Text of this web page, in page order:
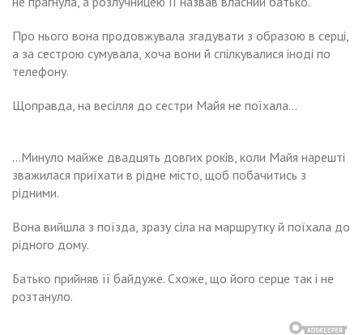
Про нього вона продовжувала згадувати з образою в серці,
а за сестрою сумувала, хоча вони й спілкувалися іноді по
телефону.
Щоправда, на весілля до сестри Майя не поїхала…
…Минуло майже двадцять довгих років, коли Майя нарешті
зважилася приїхати в рідне місто, щоб побачитись з
рідними.
Вона вийшла з поїзда, зразу сіла на маршрутку й поїхала до
рідного дому.
Батько прийняв її байдуже. Схоже, що його серце так і не
розтануло.